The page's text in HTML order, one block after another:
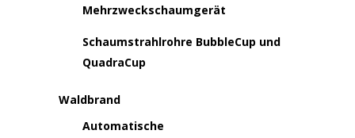
Mehrzweckschaumgerät
Schaumstrahlrohre BubbleCup und
QuadraCup
Waldbrand
Automatische